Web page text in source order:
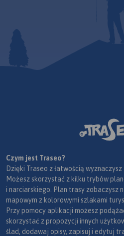
Czym jest Traseo?
Dzięki Traseo z łatwością
Możesz skorzystać z kilku trybów
i narciarskiego. Plan trasy zobaczysz
mapowym z kolorowymi szlakami
Przy pomocy aplikacji możesz
skorzystać z propozycji innych
ślad, dodawaj opisy, zapisuj i edytuj